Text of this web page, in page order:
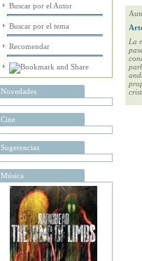
Buscar por el Autor
Buscar por el tema
Recomendar
Novedades
Cine
Sugerencias
Música
La